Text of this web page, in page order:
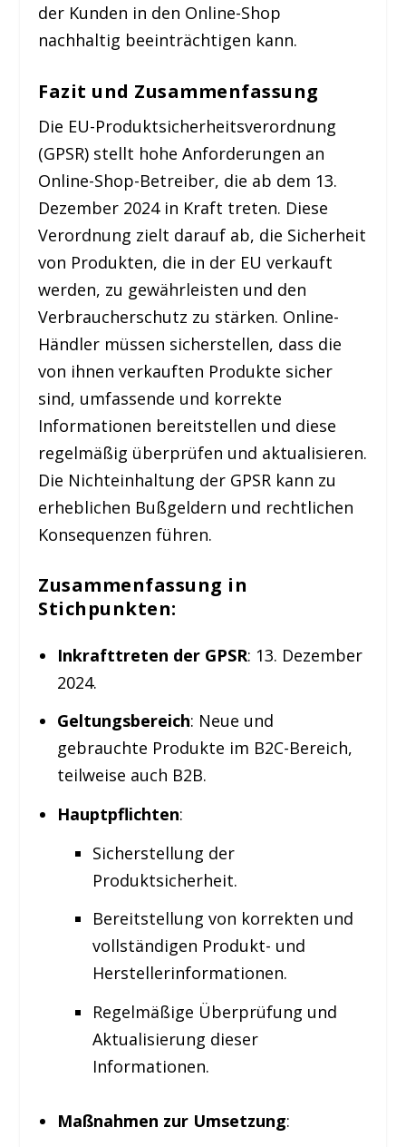
der Kunden in den Online-Shop
nachhaltig beeinträchtigen kann.
Fazit und Zusammenfassung
Die EU-Produktsicherheitsverordnung
(GPSR) stellt hohe Anforderungen an
Online-Shop-Betreiber, die ab dem 13.
Dezember 2024 in Kraft treten. Diese
Verordnung zielt darauf ab, die Sicherheit
von Produkten, die in der EU verkauft
werden, zu gewährleisten und den
Verbraucherschutz zu stärken. Online-
Händler müssen sicherstellen, dass die
von ihnen verkauften Produkte sicher
sind, umfassende und korrekte
Informationen bereitstellen und diese
regelmäßig überprüfen und aktualisieren.
Die Nichteinhaltung der GPSR kann zu
erheblichen Bußgeldern und rechtlichen
Konsequenzen führen.
Zusammenfassung in
Stichpunkten:
Inkrafttreten der GPSR: 13. Dezember
2024.
Geltungsbereich: Neue und
gebrauchte Produkte im B2C-Bereich,
teilweise auch B2B.
Hauptpflichten:
Sicherstellung der
Produktsicherheit.
Bereitstellung von korrekten und
vollständigen Produkt- und
Herstellerinformationen.
Regelmäßige Überprüfung und
Aktualisierung dieser
Informationen.
Maßnahmen zur Umsetzung: